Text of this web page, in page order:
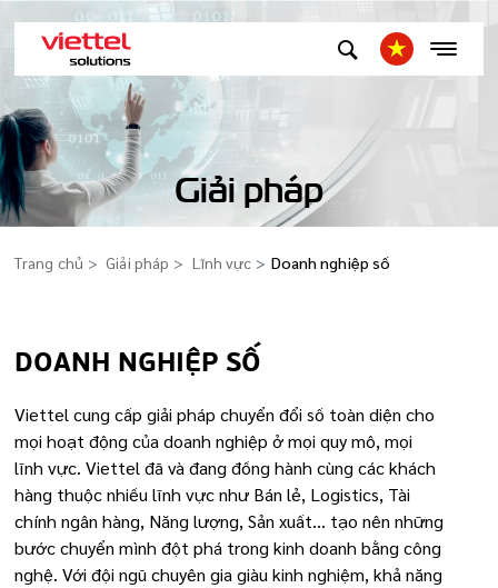
Giải pháp
Trang chủ Giải pháp Lĩnh vực Doanh nghiệp số
DOANH NGHIỆP SỐ
Viettel cung cấp giải pháp chuyển đổi số toàn diện cho
mọi hoạt động của doanh nghiệp ở mọi quy mô, mọi
lĩnh vực. Viettel đã và đang đồng hành cùng các khách
hàng thuộc nhiều lĩnh vực như Bán lẻ, Logistics, Tài
chính ngân hàng, Năng lượng, Sản xuất... tạo nên những
bước chuyển mình đột phá trong kinh doanh bằng công
nghệ. Với đội ngũ chuyên gia giàu kinh nghiệm, khả năng